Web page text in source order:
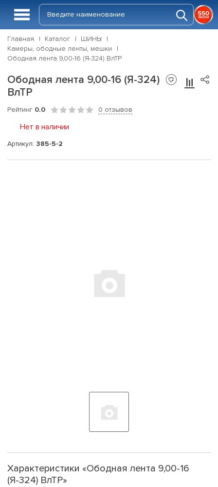
Главная Каталог
ШИНЫ
Камеры, ободные ленты, мешки
Ободная лента 9,00-16 (Я-324) ВлТР
Ободная лента 9,00-16 (Я-324)
ВлТР
Рейтинг 0.0 0 отзывов
Нет в наличии
Артикул: 385-5-2
Характеристики «Ободная лента 9,00-16
(Я-324) ВлТР»